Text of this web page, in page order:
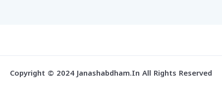
Copyright © 2024 Janashabdham.in All Rights Reserved